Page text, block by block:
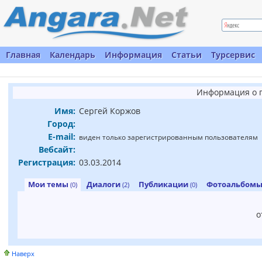
Главная Календарь Информация Статьи Турсервис
Информация о
Имя: Сергей Коржов
Город:
E-mail: виден только зарегистрированным пользователям
Вебсайт:
Регистрация: 03.03.2014
Мои темы (0) Диалоги (2) Публикации (0)
Наверх